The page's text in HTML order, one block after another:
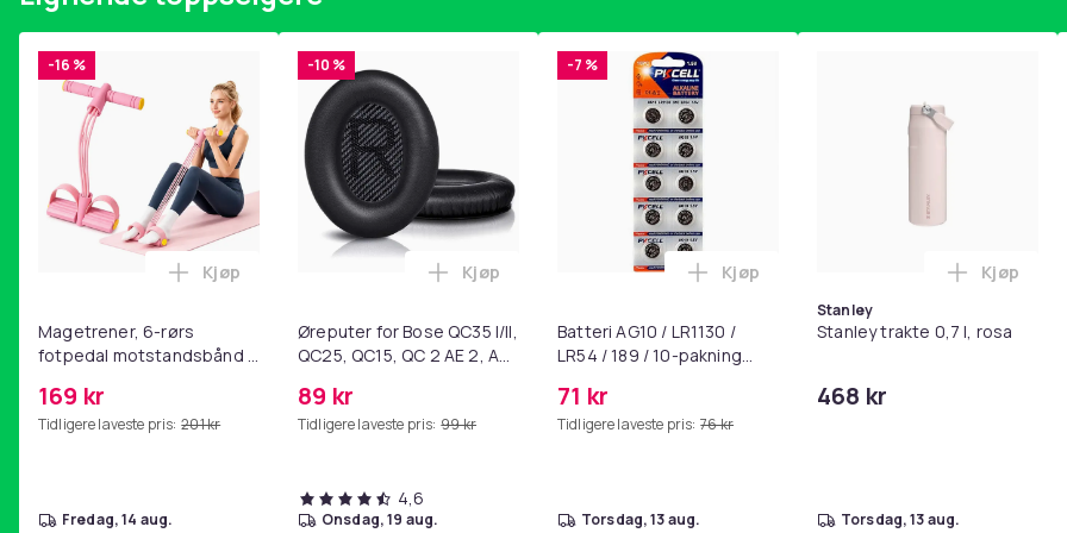
-16 %
Magetrener, 6-rørs
fotpedal motstandsbånd -
yoga og
hjemmegymnastikk Pink
169 kr
Tidligere laveste pris: 201 kr
Legg Magetrener, 6-rørs fotpedal motstandsbånd - mage- og kjernetrening, yoga og
Kjøp
fredag, 14 aug.
-10 %
Øreputer for Bose QC35 I/II,
QC25, QC15, QC 2 AE 2, AE
SoundLink Black
89 kr
Tidligere laveste pris: 99 kr
Legg Øreputer for Bose QC35 I/II, QC25, QC15, QC 2 AE 2, AE 2i, AE 2w,
Kjøp
4,6
onsdag, 19 aug.
-7 %
Batteri AG10 / LR1130 /
LR54 / 189 / 10-pakning
71 kr
Tidligere laveste pris: 76 kr
Legg Batteri AG10 / LR1130 / LR54 / 189
Kjøp
torsdag, 13 aug.
Stanley
Stanley trakte 0,7 l, rosa
468 kr
Legg
Kjøp
torsdag, 13 aug.